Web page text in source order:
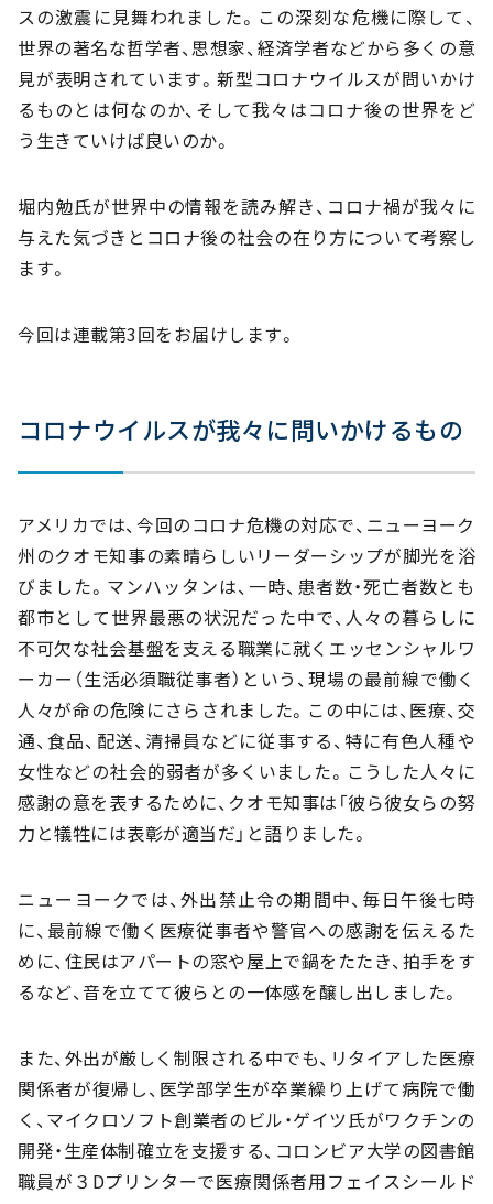
スの激震に見舞われました。この深刻な危機に際して、
世界の著名な哲学者、思想家、経済学者などから多くの意
見が表明されています。新型コロナウイルスが問いかけ
るものとは何なのか、そして我々はコロナ後の世界をど
う生きていけば良いのか。
堀内勉氏が世界中の情報を読み解き、コロナ禍が我々に
与えた気づきとコロナ後の社会の在り方について考察し
ます。
今回は連載第3回をお届けします。
コロナウイルスが我々に問いかけるもの
アメリカでは、今回のコロナ危機の対応で、ニューヨーク
州のクオモ知事の素晴らしいリーダーシップが脚光を浴
びました。マンハッタンは、一時、患者数・死亡者数とも
都市として世界最悪の状況だった中で、人々の暮らしに
不可欠な社会基盤を支える職業に就くエッセンシャルワ
ーカー（生活必須職従事者）という、現場の最前線で働く
人々が命の危険にさらされました。この中には、医療、交
通、食品、配送、清掃員などに従事する、特に有色人種や
女性などの社会的弱者が多くいました。こうした人々に
感謝の意を表するために、クオモ知事は「彼ら彼女らの努
力と犠牲には表彰が適当だ」と語りました。
ニューヨークでは、外出禁止令の期間中、毎日午後七時
に、最前線で働く医療従事者や警官への感謝を伝えるた
めに、住民はアパートの窓や屋上で鍋をたたき、拍手をす
るなど、音を立てて彼らとの一体感を醸し出しました。
また、外出が厳しく制限される中でも、リタイアした医療
関係者が復帰し、医学部学生が卒業繰り上げて病院で働
く、マイクロソフト創業者のビル・ゲイツ氏がワクチンの
開発・生産体制確立を支援する、コロンビア大学の図書館
職員が３Dプリンターで医療関係者用フェイスシールド